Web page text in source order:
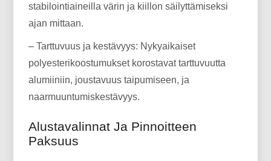
stabilointiaineilla värin ja kiillon säilyttämiseksi
ajan mittaan.
– Tarttuvuus ja kestävyys: Nykyaikaiset
polyesterikoostumukset korostavat tarttuvuutta
alumiiniin, joustavuus taipumiseen, ja
naarmuuntumiskestävyys.
Alustavalinnat Ja Pinnoitteen
Paksuus